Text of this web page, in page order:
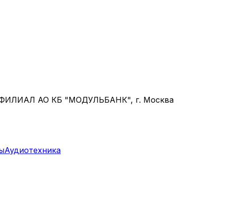
ФИЛИАЛ АО КБ "МОДУЛЬБАНК", г. Москва
Аудиотехника